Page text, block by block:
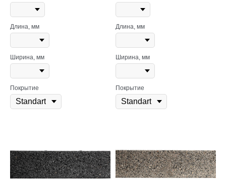
Длина, мм
Ширина, мм
Покрытие
Длина, мм
Ширина, мм
Покрытие